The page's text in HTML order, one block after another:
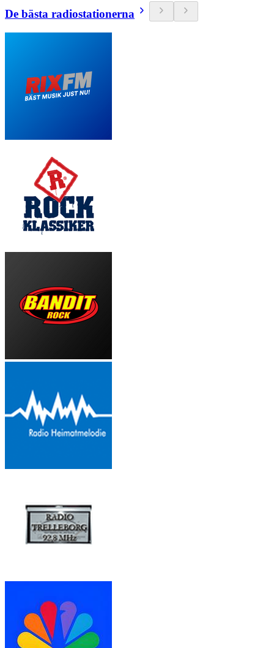
De bästa radiostationerna